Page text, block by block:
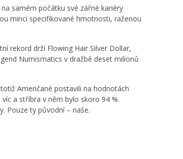
samém počátku své zářné kariéry
minci specifikované hmotnosti, raženou
rekord drží Flowing Hair Silver Dollar,
Numismatics v dražbě deset milionů
Američané postavili na hodnotách
a stříbra v něm bylo skoro 94 %.
Pouze ty původní – naše.